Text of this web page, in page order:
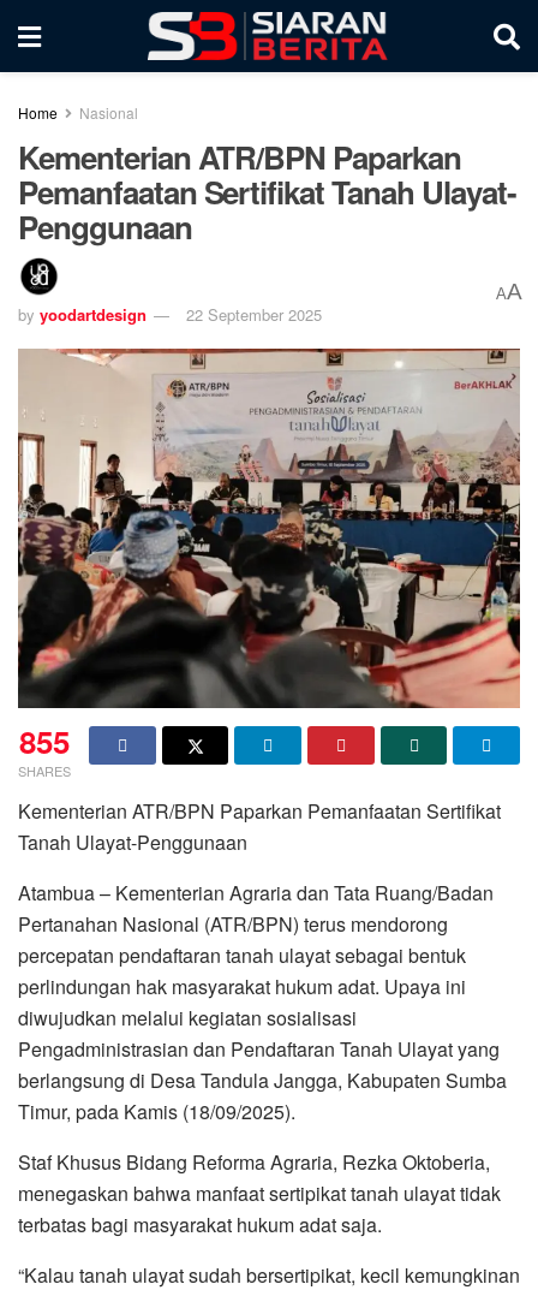
Home Nasional
Kementerian ATR/BPN Paparkan
Pemanfaatan Sertifikat Tanah Ulayat-
Penggunaan
by yoodartdesign 22 September 2025
AA
855
SHARES
Kementerian ATR/BPN Paparkan Pemanfaatan Sertifikat
Tanah Ulayat-Penggunaan
Atambua – Kementerian Agraria dan Tata Ruang/Badan
Pertanahan Nasional (ATR/BPN) terus mendorong
percepatan pendaftaran tanah ulayat sebagai bentuk
perlindungan hak masyarakat hukum adat. Upaya ini
diwujudkan melalui kegiatan sosialisasi
Pengadministrasian dan Pendaftaran Tanah Ulayat yang
berlangsung di Desa Tandula Jangga, Kabupaten Sumba
Timur, pada Kamis (18/09/2025).
Staf Khusus Bidang Reforma Agraria, Rezka Oktoberia,
menegaskan bahwa manfaat sertipikat tanah ulayat tidak
terbatas bagi masyarakat hukum adat saja.
“Kalau tanah ulayat sudah bersertipikat, kecil kemungkinan